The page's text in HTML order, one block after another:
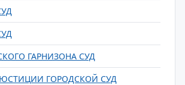
ГАРНИЗОНА СУД
ГОРОДСКОЙ СУД